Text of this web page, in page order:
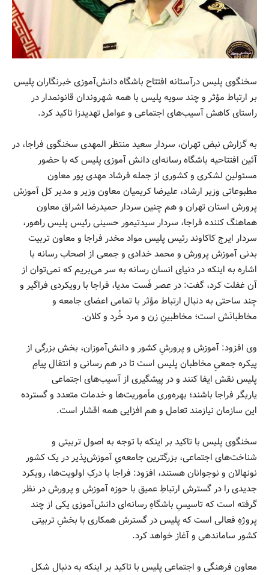
سخنگوی پلیس درآستانه افتتاح باشگاه دانش‌آموزی‌ خبرنگاران پلیس
بر ارتباط مؤثر و چند سویه پلیس با همه شهروندان قانونمدار در
راستای کاهش آسیب‌های اجتماعی و عوامل تهدیدزا تاکید کرد.
به گزارش نبض تهران، سردار سعید منتظر المهدی سخنگوی فراجا، در
آئین افتتاحیه باشگاه رسانه‌ای دانش آموزی پلیس که با حضور
مسئولین لشکری و کشوری از جمله فرشاد مهدی پور معاون
مطبوعاتی وزیر ارشاد، علیرضا کریمیان معاون وزیر و مدیر کل آموزش
پرورش استان تهران و هم چنین سردار حمیدرضا اشراق معاون
هماهنگ کننده فراجا، سردار سیدتیمور حسینی رئیس پلیس راهور،
سردار ایرج کاکاوند رئیس پلیس مواد مخدر فراجا و معاون تربیت
بدنی آموزش پرورش و محمد خدادی و جمعی از اصحاب رسانه با
اشاره به اینکه در دنیای انسان رسانه به سر می‌بریم که نمی‌توان از
آن غفلت کرد، گفت: در عصر فَست مدیا، فراجا با رویکردی فراگیر و
چند ساحتی به دنبال ارتباط مؤثر با تمامی اعضای جامعه و
مخاطبانَش است؛ مخاطبینِ زن و مرد خُرد و کلان.
وی افزود: آموزش و پرورشِ کشور و دانش‌آموزان، بخش بزرگی از
پیکره جمعیِ مخاطبان پلیس است تا در هم رسانی و انتقال پیامِ
پلیس نقش ایفا کنند و در پیشگیری از آسیب‌های اجتماعی
یاریگر فراجا باشند؛ بهره‌وری مأموریت‌ها و خدمات متعدد و گسترده
این سازمان نیازمند تعامل و هم افزایی همه اقشار است.
سخنگوی پلیس با تاکید بر اینکه با توجه به اصول تربیتی و
شناخت‌های اجتماعی، بزرگترین جامعه‌یِ آموزش‌پذیر در یک کشور
نونهالان و نوجوانان هستند، افزود: فراجا با درکِ اولویت‌ها، رویکرد
جدیدی را در گسترش ارتباطِ عمیق با حوزه آموزش و پرورش در نظر
گرفته است که تاسیسِ باشگاهِ رسانه‌ای دانش‌آموزی یکی از چند
پروژهِ فعالی است که پلیس در گسترش همکاری با بخشِ تربیتی
کشور ساماندهی و آغاز خواهد کرد.
معاون فرهنگی و اجتماعی پلیس با تاکید بر اینکه به دنبال شکل